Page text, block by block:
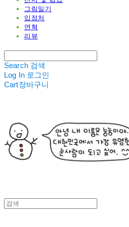
그림일기
입점처
연혁
리뷰
Search 검색
Log In 로그인
Cart장바구니